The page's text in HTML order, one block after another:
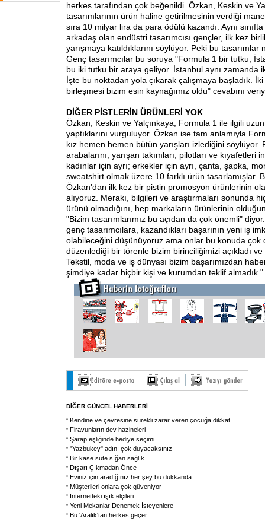
herkes tarafından çok beğenildi. Özkan, Keskin ve
tasarımlarının ürün haline getirilmesinin verdiği
sıra 10 milyar lira da para ödülü kazandı. Aynı
arkadaş olan endüstri tasarımcısı gençler, ilk kez
yarışmaya katıldıklarını söylüyor. Peki bu
Genç tasarımcılar bu soruya "Formula 1 bir tutku,
bu iki tutku bir araya geliyor. İstanbul aynı zamanda
İşte bu noktadan yola çıkarak çalışmaya başladık. İki
birleşmesi bizim esin kaynağımız oldu" cevabını
DİĞER PİSTLERİN ÜRÜNLERİ YOK
Özkan, Keskin ve Yalçınkaya, Formula 1 ile ilgili
yaptıklarını vurguluyor. Özkan ise tam anlamıyla
kız hemen hemen bütün yarışları izlediğini söylüyor.
arabalarını, yarışan takımları, pilotları ve kıyafetleri
kadınlar için ayrı; erkekler için ayrı, çanta, şapka,
sweatshirt olmak üzere 10 farklı ürün tasarlamışlar.
Özkan'dan ilk kez bir pistin promosyon ürünlerinin
alıyoruz. Merakı, bilgileri ve araştırmaları sonunda
ürünü olmadığını, hep markaların ürünlerinin
"Bizim tasarımlarımız bu açıdan da çok önemli"
genç tasarımcılara, kazandıkları başarının yeni iş
olabileceğini düşünüyoruz ama onlar bu konuda çok
düzenlediği bir törenle bizim birinciliğimizi açıkladı
Tekstil, moda ve iş dünyası bizim başarımızdan
şimdiye kadar hiçbir kişi ve kurumdan teklif almadık."
DİĞER GÜNCEL HABERLERİ
Kendine ve çevresine sürekli zarar veren çocuğa dikkat
Firavunların dev hazineleri
Şarap eşliğinde hediye seçimi
"Yazbukey" adını çok duyacaksınız
Bir kase süte sığan sağlık
Dışarı Çıkmadan Önce
Eviniz için aradığınız her şey bu dükkanda
Müşterileri onlara çok güveniyor
İnternetteki ışık elçileri
Yeni Mekanlar Denemek İsteyenlere
Bu 'Aralık'tan herkes geçer